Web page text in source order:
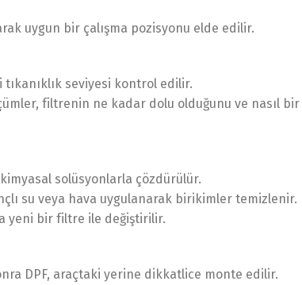
uygun bir çalışma pozisyonu elde edilir.
seviyesi kontrol edilir.
filtrenin ne kadar dolu olduğunu ve nasıl
solüsyonlarla çözdürülür.
su veya hava uygulanarak birikimler temizlenir.
yeni bir filtre ile değiştirilir.
DPF, araçtaki yerine dikkatlice monte edilir.